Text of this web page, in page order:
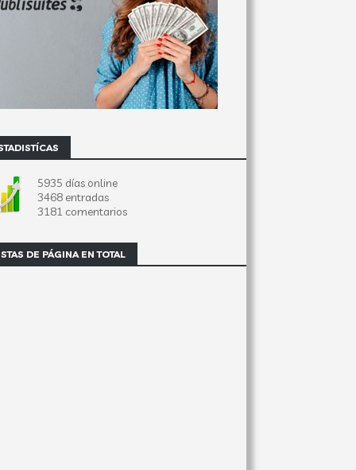
5935 días online
3468 entradas
3181 comentarios
DE PÁGINA EN TOTAL